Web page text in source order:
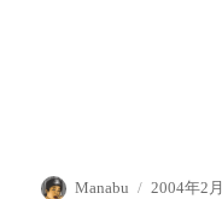
投
Manabu
投
2004年2